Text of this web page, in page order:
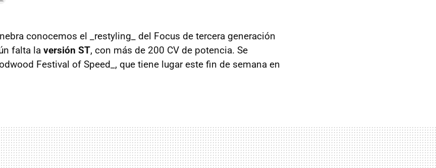
conocemos el _restyling_ del Focus de tercera generación
falta la versión ST, con más de 200 CV de potencia. Se
Festival of Speed_, que tiene lugar este fin de semana en